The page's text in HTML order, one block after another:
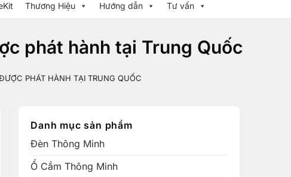
Thương Hiệu Hướng dẫn Tư vấn
phát hành tại Trung Quốc
PHÁT HÀNH TẠI TRUNG QUỐC
Danh mục sản phẩm
Đèn Thông Minh
Ổ Cắm Thông Minh